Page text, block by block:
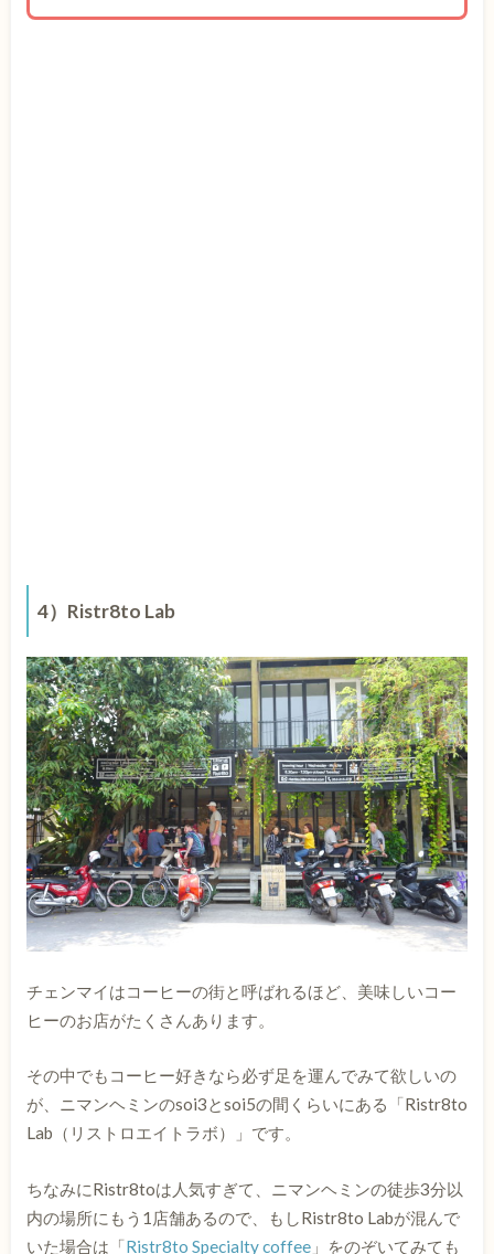
4）Ristr8to Lab
チェンマイはコーヒーの街と呼ばれるほど、美味しいコー
ヒーのお店がたくさんあります。
その中でもコーヒー好きなら必ず足を運んでみて欲しいの
が、ニマンヘミンのsoi3とsoi5の間くらいにある「Ristr8to
Lab（リストロエイトラボ）」です。
ちなみにRistr8toは人気すぎて、ニマンヘミンの徒歩3分以
内の場所にもう1店舗あるので、もしRistr8to Labが混んで
いた場合は「Ristr8to Specialty coffee」をのぞいてみても